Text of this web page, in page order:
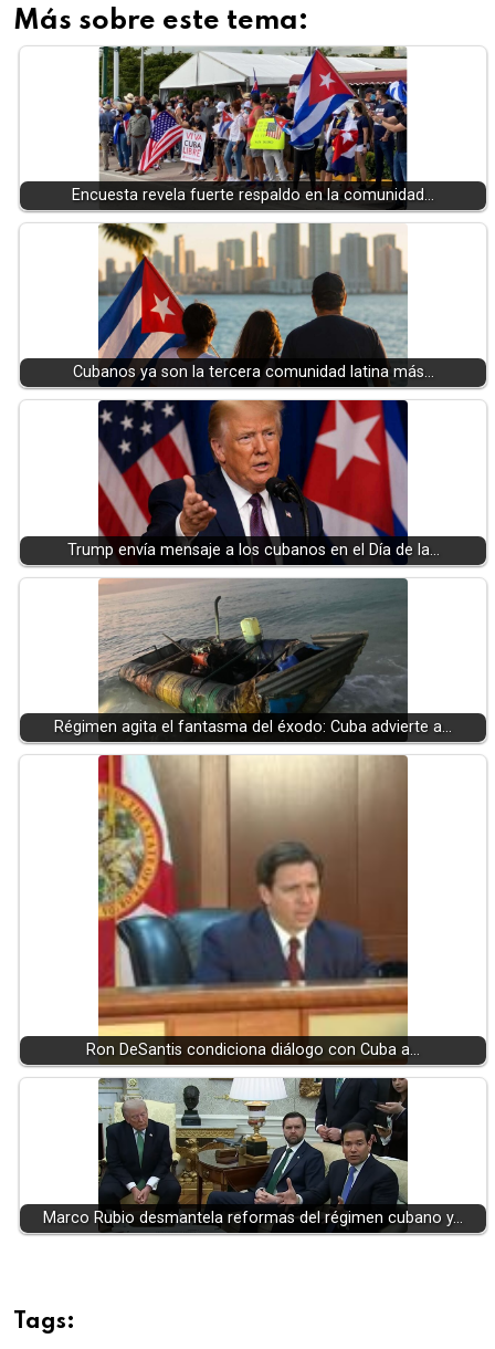
Más sobre este tema:
Encuesta revela fuerte respaldo en la comunidad…
Cubanos ya son la tercera comunidad latina más…
Trump envía mensaje a los cubanos en el Día de la…
Régimen agita el fantasma del éxodo: Cuba advierte a…
Ron DeSantis condiciona diálogo con Cuba a…
Marco Rubio desmantela reformas del régimen cubano y…
Tags: